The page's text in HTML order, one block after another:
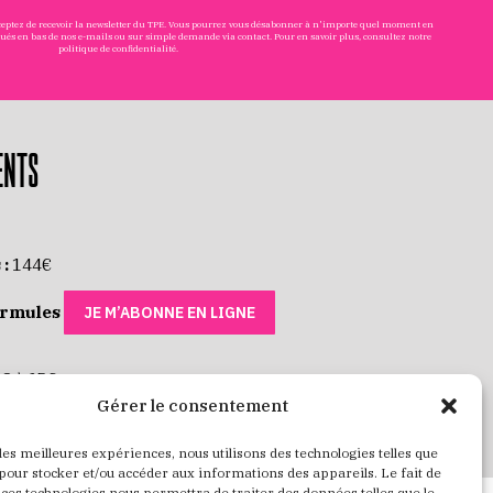
Gérer le consentement
meilleures expériences, nous utilisons des technologies telles que
stocker et/ou accéder aux informations des appareils. Le fait de
de recevoir la newsletter du TPE. Vous pourrez vous désabonner à n'importe quel moment en
en bas de nos e-mails ou sur simple demande via contact. Pour en savoir plus, consultez notre
politique de confidentialité
: 144€
JE M’ABONNE EN LIGNE
8 à 35€
RÉSERVE MES PLACES